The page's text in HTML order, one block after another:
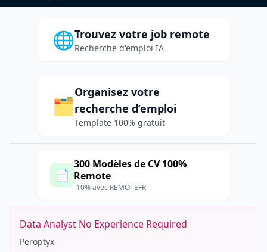
🌐Trouvez votre job remote
Recherche d'emploi IA
🗂️
Organisez votre
recherche d’emploi
Template 100% gratuit
📄
300 Modèles de CV 100%
Remote
-10% avec REMOTEFR
Data Analyst No Experience Required
Peroptyx